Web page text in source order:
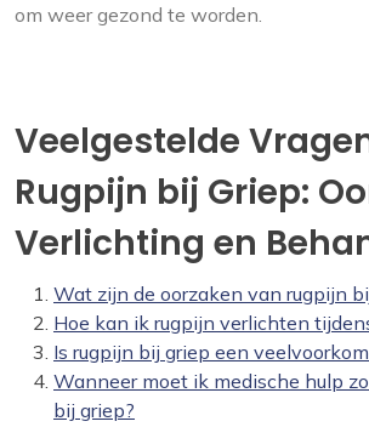
om weer gezond te worden.
Veelgestelde
Rugpijn bij Griep:
Verlichting en
Wat zijn de oorzaken van rugpijn
Hoe kan ik rugpijn verlichten
Is rugpijn bij griep een
Wanneer moet ik medische hulp
bij griep?